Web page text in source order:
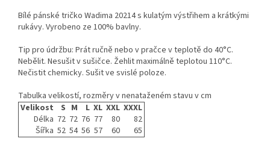
Bílé pánské tričko Wadima 20214 s kulatým výstřihem a krátkými
rukávy. Vyrobeno ze 100% bavlny.
Tip pro údržbu: Prát ručně nebo v pračce v teplotě do 40°C.
Nebělit. Nesušit v sušičce. Žehlit maximálně teplotou 110°C.
Nečistit chemicky. Sušit ve svislé poloze.
Tabulka velikostí, rozměry v nenataženém stavu v cm
Velikost
S M L XL XXL XXXL
Délka 72 72 76 77 80
82
Šířka 52 54 56 57 60 65